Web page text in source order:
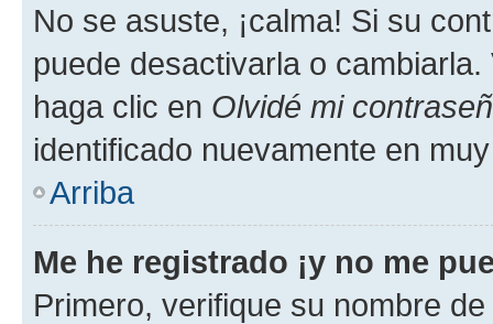
No se asuste, ¡calma! Si su
puede desactivarla o
haga clic en Olvidé mi
identificado nuevamente en
Arriba
Me he registrado ¡y no me
Primero, verifique su nombre